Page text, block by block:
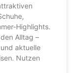
Highlights.
Alltag –
aktuelle
Nutzen